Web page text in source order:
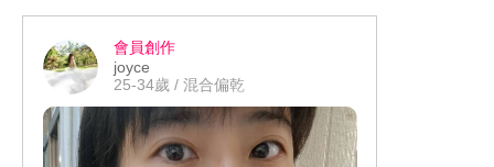
晚C使用後的感受光澤透亮、去暗沉、因
痘疤斑點淡化，所以膚色均勻許多。本
身肌膚對保養品不易產生過敏或刺痛反
應，所以溫和低敏感受不明顯。連續使
用後，膚感光澤透亮，膚色均勻效果不
會員創作
joyce
25-34歲 / 混合偏乾